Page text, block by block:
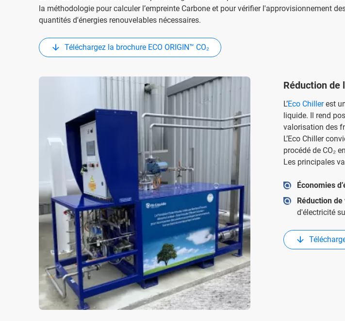
la méthodologie pour calculer l’empreinte Carbone et pour vérifier l'approvisionnement
quantités d'énergies renouvelables nécessaires.
Téléchargez la brochure ECO ORIGIN™ CO₂
Réduction de
L’Eco Chillerest
liquide. Il rend
valorisation des
L’Eco Chiller
procédé de CO₂
Les principales
Économies
Réduction
d'électricité